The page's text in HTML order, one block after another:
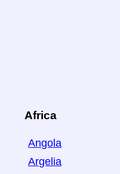
Africa
Angola
Argelia